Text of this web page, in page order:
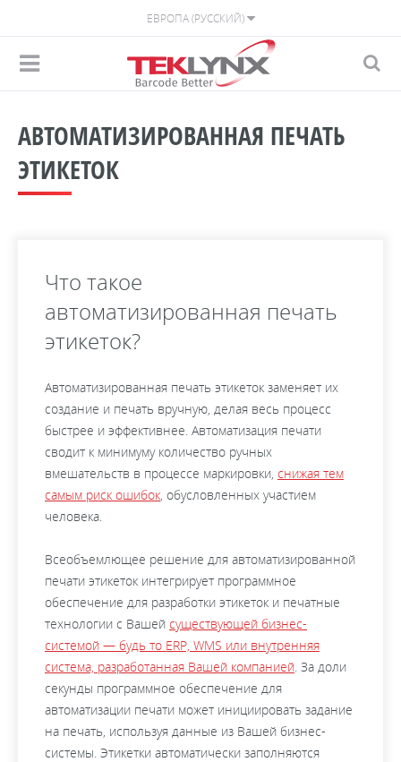
ЕВРОПА (РУССКИЙ)
АВТОМАТИЗИРОВАННАЯ ПЕЧАТЬ
ЭТИКЕТОК
Что такое
автоматизированная печать
этикеток?
Автоматизированная печать этикеток заменяет их
создание и печать вручную, делая весь процесс
быстрее и эффективнее. Автоматизация печати
сводит к минимуму количество ручных
вмешательств в процессе маркировки, снижая тем
самым риск ошибок, обусловленных участием
человека.
Всеобъемлющее решение для автоматизированной
печати этикеток интегрирует программное
обеспечение для разработки этикеток и печатные
технологии с Вашей существующей бизнес-
системой — будь то ERP, WMS или внутренняя
система, разработанная Вашей компанией. За доли
секунды программное обеспечение для
автоматизации печати может инициировать задание
на печать, используя данные из Вашей бизнес-
системы. Этикетки автоматически заполняются